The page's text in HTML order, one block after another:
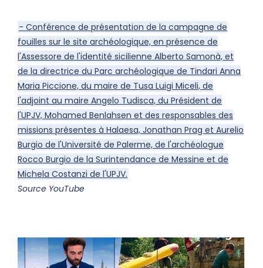
- Conférence de présentation de la campagne de
fouilles sur le site archéologique, en présence de
l'Assessore de l'identité sicilienne Alberto Samonà, et
de la directrice du Parc archéologique de Tindari Anna
Maria Piccione, du maire de Tusa Luigi Miceli, de
l'adjoint au maire Angelo Tudisca, du Président de
l'UPJV, Mohamed Benlahsen et des responsables des
missions présentes à Halaesa, Jonathan Prag et Aurelio
Burgio de l'Université de Palerme, de l'archéologue
Rocco Burgio de la Surintendance de Messine et de
Michela Costanzi de l'UPJV.
Source YouTube